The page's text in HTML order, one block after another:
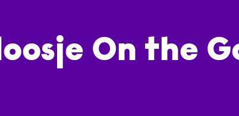
On the